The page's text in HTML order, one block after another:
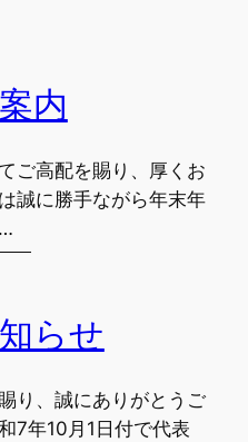
内
ご高配を賜り、厚くお
誠に勝手ながら年末年
らせ
り、誠にありがとうご
7年10月1日付で代表